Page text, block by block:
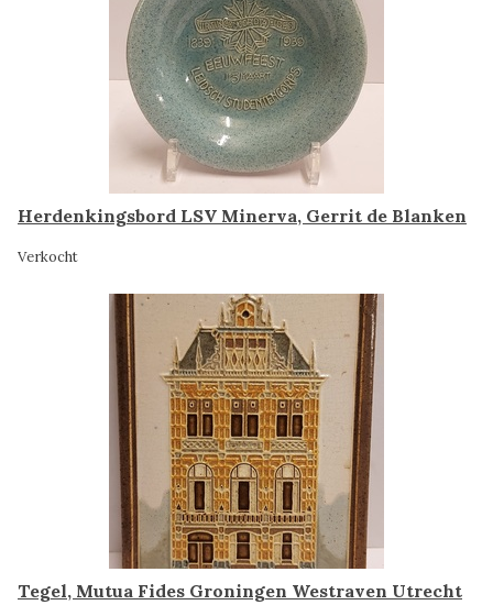
Herdenkingsbord LSV Minerva, Gerrit de Blanken
Verkocht
Tegel, Mutua Fides Groningen Westraven Utrecht